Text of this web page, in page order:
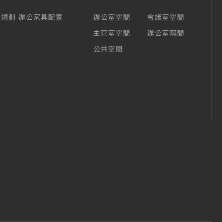
劃 辦公家具配置 辦公室空間
會議室空間
主管室空間
辦公室隔間
公共空間